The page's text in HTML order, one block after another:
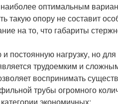
оптимальным
опору не составит
на то, что габариты
нагрузку, но
трудоемким и
воспринимать
трубы огромного